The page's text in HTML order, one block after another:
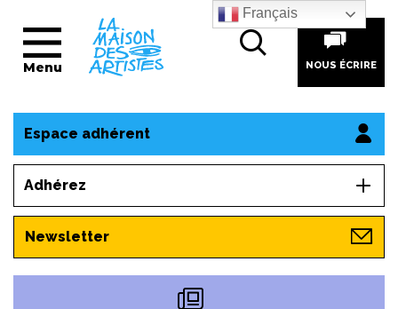
Menu NOUS ÉCRIRE
Espace adhérent
Adhérez
Newsletter
Français